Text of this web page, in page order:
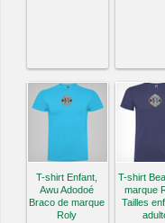
T-shirt Enfant,
Awu Adodoé
Braco de marque
Roly
T-shirt
marque
Tailles